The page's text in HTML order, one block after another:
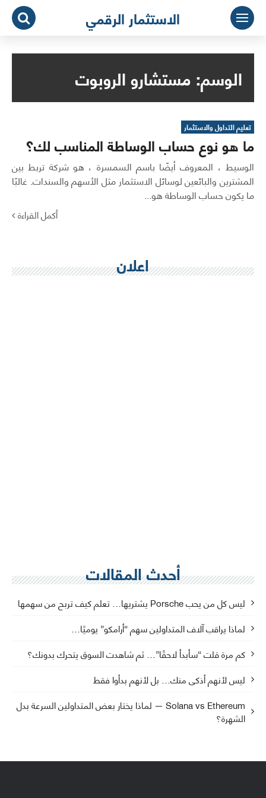
التجاوز
المحتوى
الاستثمار الرقمي
الوسم:مستشارو الروبوت
تعليم التداول والاستثمار
ما هو نوع حساب الوساطة المناسب لك؟
الوسيط ، المعروف أيضًا باسم السمسرة ، هو شركة تربط بين
المشترين والبائعين لوسائل الاستثمار مثل الأسهم والسندات. غالبًا
ما يكون حساب الوساطة هو...
أكمل القراءة
اعلان
أحدث المقالات
ليس كل من يحب Porsche يشتريها… تعلم كيف تربح من سهمها
لماذا يراقب آلاف المتداولين سهم “أرامكو” يوميًا…
كم مرة قلت “سأبدأ لاحقًا”… ثم شاهدت السوق يتحرك بدونك؟
ليس لأنهم أذكى منك… بل لأنهم بدأوا فقط
Solana vs Ethereum — لماذا يختار بعض المتداولين السرعة بدل
الشهرة؟